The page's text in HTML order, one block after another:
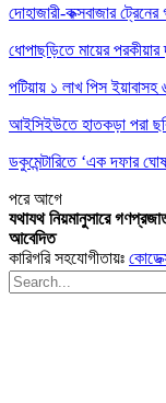
দোহাজারী-কক্সবাজার
ধোপাছড়িতে মায়ের
পটিয়ায় ১ লাখ পিস
আইসিইউতে হাতকড়া পরা
ডকুমেন্টারিতে ‘এক দফার
পরেআগে
যথাযথ নিয়মানুসারে
আবেদিত
কারিগরি সহযোগীতায়ঃ